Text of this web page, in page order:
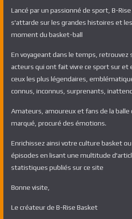
Lancé par un passionné de sport, B-
s'attarde sur les grandes histoires et
moment du basket-ball
En voyageant dans le temps, retrouvez
acteurs qui ont fait vivre ce sport sur et
ceux les plus légendaires,
connus, inconnus, surprenants,
Amateurs, amoureux et fans de la balle
marqué, procuré des émotions.
Enrichissez ainsi votre culture basket
épisodes en lisant une multitude
statistiques publiés sur ce site
Bonne visite,
Le créateur de B-Rise Basket